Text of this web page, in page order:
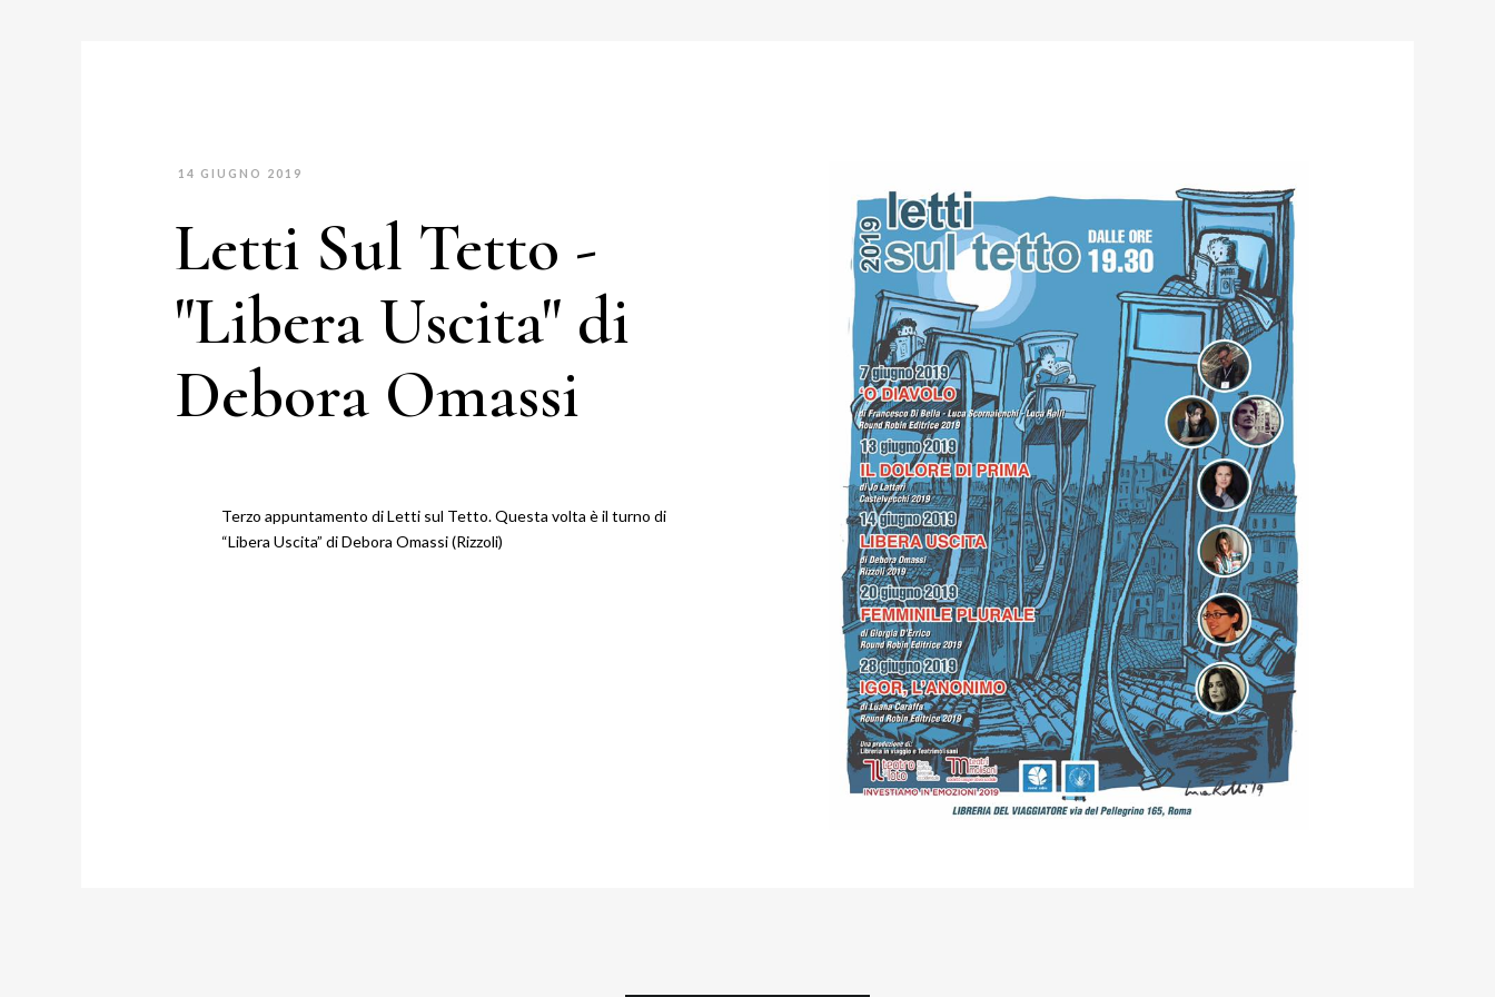
14 GIUGNO 2019
Letti Sul Tetto -
"Libera Uscita" di
Debora Omassi
Terzo appuntamento di Letti sul Tetto. Questa volta è il turno di
“Libera Uscita” di Debora Omassi (Rizzoli)